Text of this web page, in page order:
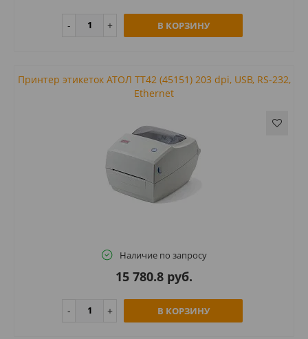
В КОРЗИНУ
Принтер этикеток АТОЛ ТТ42 (45151) 203 dpi, USB, RS-232,
Ethernet
Наличие по запросу
15 780.8 руб.
В КОРЗИНУ